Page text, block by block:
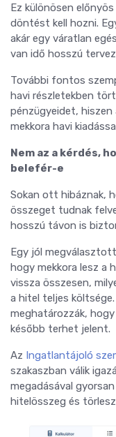
Ez különösen
döntést kell hozni.
akár egy váratlan
van idő hosszú
További fontos
havi részletekben
pénzügyeidet,
mekkora havi
Nem az a kérdés,
belefér-e
Sokan ott hibáznak,
összeget tudnak
hosszú távon is
Egy jól
hogy mekkora lesz a
vissza összesen,
a hitel teljes költsége.
meghatározzák,
később terhet jelent.
Az Ingatlantájoló
szakaszban válik
megadásával
hitelösszeg és